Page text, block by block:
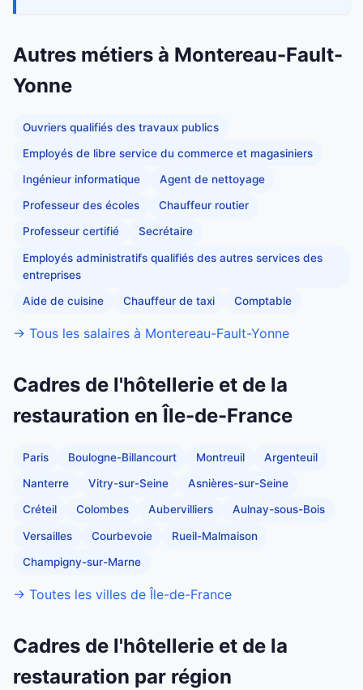
Autres métiers à Montereau-Fault-
Yonne
Ouvriers qualifiés des travaux publics
Employés de libre service du commerce et magasiniers
Ingénieur informatique Agent de nettoyage
Professeur des écoles Chauffeur routier
Professeur certifié Secrétaire
Employés administratifs qualifiés des autres services des
entreprises
Aide de cuisine Chauffeur de taxi Comptable
→ Tous les salaires à Montereau-Fault-Yonne
Cadres de l'hôtellerie et de la
restauration en Île-de-France
Paris Boulogne-Billancourt Montreuil Argenteuil
Nanterre Vitry-sur-Seine Asnières-sur-Seine
Créteil Colombes Aubervilliers Aulnay-sous-Bois
Versailles Courbevoie Rueil-Malmaison
Champigny-sur-Marne
→ Toutes les villes de Île-de-France
Cadres de l'hôtellerie et de la
restauration par région